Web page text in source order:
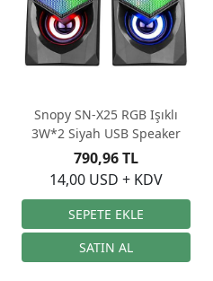
Snopy SN-X25 RGB Işıklı
3W*2 Siyah USB Speaker
14,00 USD + KDV
790,96 TL